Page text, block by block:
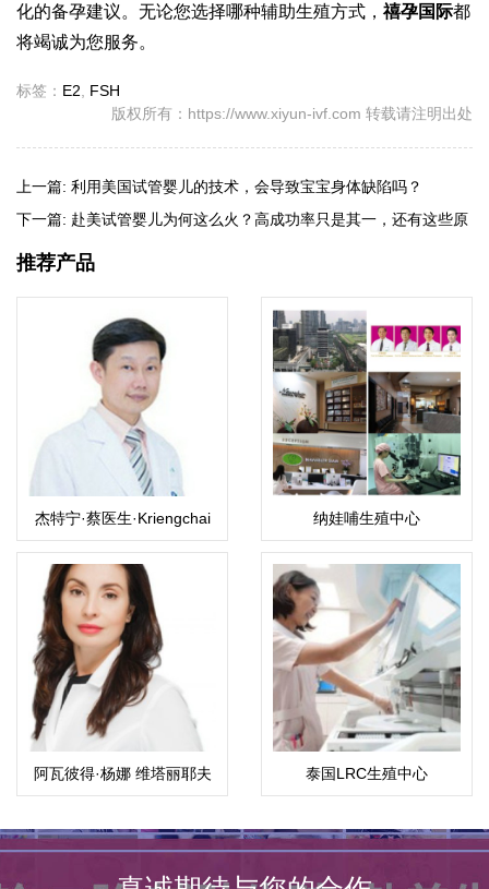
化的备孕建议。无论您选择哪种辅助生殖方式， 禧孕国际都
将竭诚为您服务。
标签： E2, FSH
版权所有：https://www.xiyun-ivf.com 转载请注明出处
上一篇: 利用美国试管婴儿的技术，会导致宝宝身体缺陷吗？
下一篇: 赴美试管婴儿为何这么火？高成功率只是其一，还有这些原
因
推荐产品
杰特宁·蔡医生·Kriengchai
Sajjachareonpong,M.D
纳娃哺生殖中心
（Nawabutr）
阿瓦彼得·杨娜 维塔丽耶夫
娜(Yana ByanKina)
泰国LRC生殖中心